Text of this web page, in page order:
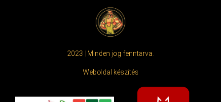
2023 | Minden jog fenntarva.
Weboldal készítés